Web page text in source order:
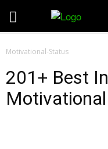
Motivational-Status
201+ Best